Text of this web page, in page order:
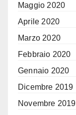
Maggio 2020
Aprile 2020
Marzo 2020
Febbraio 2020
Gennaio 2020
Dicembre 2019
Novembre 2019